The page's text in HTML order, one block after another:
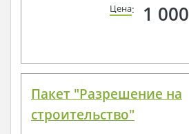
Цена: 1 000
Пакет "Разрешение на
строительство"